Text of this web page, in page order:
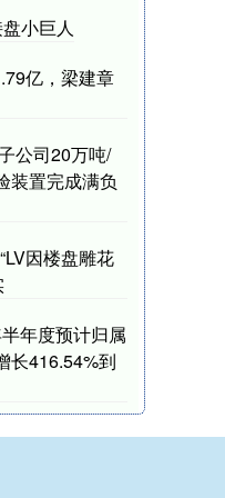
小巨人
亿，梁建章
公司20万吨/
装置完成满负
因楼盘雕花
年度预计归属
长416.54%到